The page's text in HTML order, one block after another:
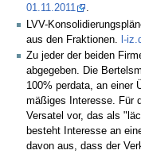
01.11.2011
.
LVV-
aus den Fraktionen.
l-
Zu jeder der beiden
abgegeben. Die
100% perdata, an einer
mäßiges Interesse. Für
Versatel vor, das als
besteht Interesse an
davon aus, dass der